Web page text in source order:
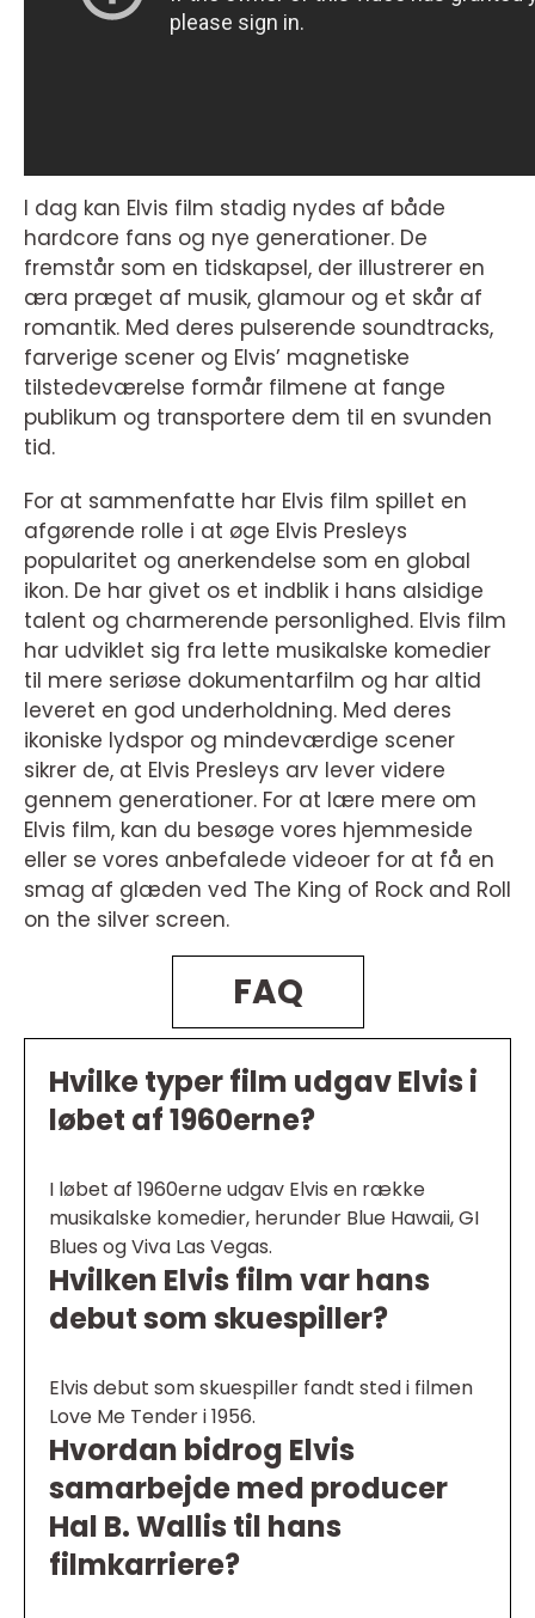
I dag kan Elvis film stadig nydes af både
hardcore fans og nye generationer. De
fremstår som en tidskapsel, der illustrerer en
æra præget af musik, glamour og et skår af
romantik. Med deres pulserende soundtracks,
farverige scener og Elvis’ magnetiske
tilstedeværelse formår filmene at fange
publikum og transportere dem til en svunden
tid.
For at sammenfatte har Elvis film spillet en
afgørende rolle i at øge Elvis Presleys
popularitet og anerkendelse som en global
ikon. De har givet os et indblik i hans alsidige
talent og charmerende personlighed. Elvis film
har udviklet sig fra lette musikalske komedier
til mere seriøse dokumentarfilm og har altid
leveret en god underholdning. Med deres
ikoniske lydspor og mindeværdige scener
sikrer de, at Elvis Presleys arv lever videre
gennem generationer. For at lære mere om
Elvis film, kan du besøge vores hjemmeside
eller se vores anbefalede videoer for at få en
smag af glæden ved The King of Rock and Roll
on the silver screen.
FAQ
Hvilke typer film udgav Elvis i
løbet af 1960erne?
I løbet af 1960erne udgav Elvis en række
musikalske komedier, herunder Blue Hawaii, GI
Blues og Viva Las Vegas.
Hvilken Elvis film var hans
debut som skuespiller?
Elvis debut som skuespiller fandt sted i filmen
Love Me Tender i 1956.
Hvordan bidrog Elvis
samarbejde med producer
Hal B. Wallis til hans
filmkarriere?